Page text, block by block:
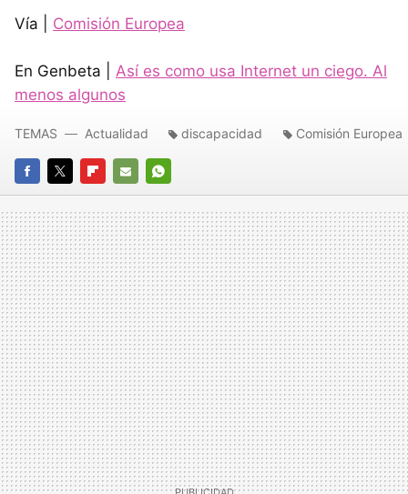
Vía | Comisión Europea
En Genbeta | Así es como usa Internet un ciego. Al
menos algunos
FACEBOOK
TWITTERFLIPBOARD
E-
MAIL
WHATSAPP
TEMAS Actualidad discapacidad Comisión Europea